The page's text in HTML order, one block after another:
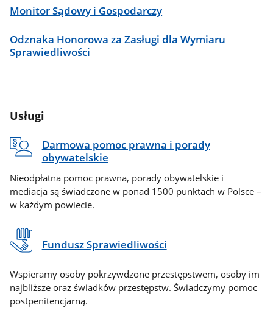
Monitor Sądowy i Gospodarczy
Odznaka Honorowa za Zasługi dla Wymiaru
Sprawiedliwości
Usługi
Darmowa pomoc prawna i porady
obywatelskie
Nieodpłatna pomoc prawna, porady obywatelskie i
mediacja są świadczone w ponad 1500 punktach w Polsce –
w każdym powiecie.
Fundusz Sprawiedliwości
Wspieramy osoby pokrzywdzone przestępstwem, osoby im
najbliższe oraz świadków przestępstw. Świadczymy pomoc
postpenitencjarną.